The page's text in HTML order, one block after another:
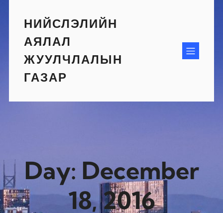
contentНИЙСЛЭЛИЙН
АЯЛАЛ
ЖУУЛЧЛАЛЫН
ГАЗАР
Day: December
18, 2016